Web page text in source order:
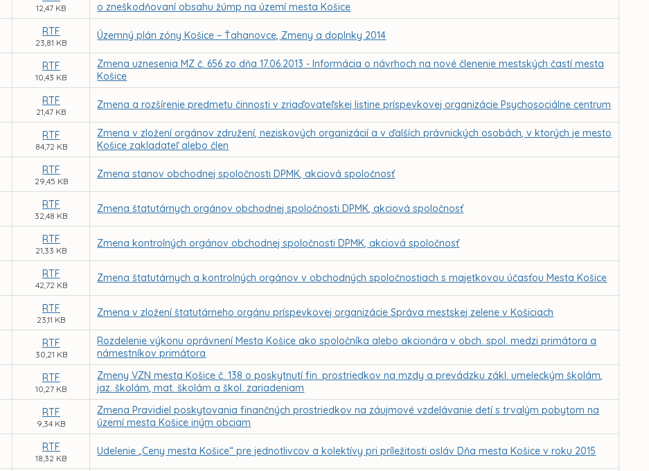
12,47 KB
o zneškodňovaní obsahu žúmp na území mesta Košice
RTF
23,81 KB
Územný plán zóny Košice – Ťahanovce, Zmeny a doplnky 2014
RTF
10,43 KB
Zmena uznesenia MZ č. 656 zo dňa 17.06.2013 - Informácia o návrhoch na nové členenie mestských častí mesta
Košice
RTF
21,47 KB
Zmena a rozšírenie predmetu činnosti v zriaďovateľskej listine príspevkovej organizácie Psychosociálne centrum
RTF
84,72 KB
Zmena v zložení orgánov združení, neziskových organizácií a v ďalších právnických osobách, v ktorých je mesto
Košice zakladateľ alebo člen
RTF
29,45 KB
Zmena stanov obchodnej spoločnosti DPMK, akciová spoločnosť
RTF
32,48 KB
Zmena štatutárnych orgánov obchodnej spoločnosti DPMK, akciová spoločnosť
RTF
21,33 KB
Zmena kontrolných orgánov obchodnej spoločnosti DPMK, akciová spoločnosť
RTF
42,72 KB
Zmena štatutárnych a kontrolných orgánov v obchodných spoločnostiach s majetkovou účasťou Mesta Košice
RTF
23,11 KB
Zmena v zložení štatutárneho orgánu príspevkovej organizácie Správa mestskej zelene v Košiciach
RTF
30,21 KB
Rozdelenie výkonu oprávnení Mesta Košice ako spoločníka alebo akcionára v obch. spol. medzi primátora a
námestníkov primátora
RTF
10,27 KB
Zmeny VZN mesta Košice č. 138 o poskytnutí fin. prostriedkov na mzdy a prevádzku zákl. umeleckým školám,
jaz. školám, mat. školám a škol. zariadeniam
RTF
9,34 KB
Zmena Pravidiel poskytovania finančných prostriedkov na záujmové vzdelávanie detí s trvalým pobytom na
území mesta Košice iným obciam
RTF
18,32 KB
Udelenie „Ceny mesta Košice“ pre jednotlivcov a kolektívy pri príležitosti osláv Dňa mesta Košice v roku 2015